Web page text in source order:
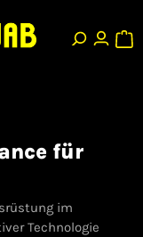
für
im
Technologie